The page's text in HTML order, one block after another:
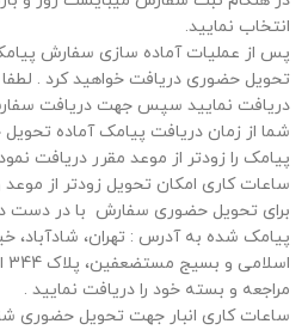
انتخاب نمایید.
پس از عملیات آماده سازی سفارش
تحویل حضوری دریافت خواهید کرد . لطفا
دریافت نمایید سپس جهت دریافت
شما از زمان دریافت پیامک آماده
پیامک را زودتر از موعد مقرر دریافت
ساعات کاری امکان تحویل زودتر از
برای تحویل حضوری سفارش با در دست
مراجعه و بسته خود را دریافت نمایید .